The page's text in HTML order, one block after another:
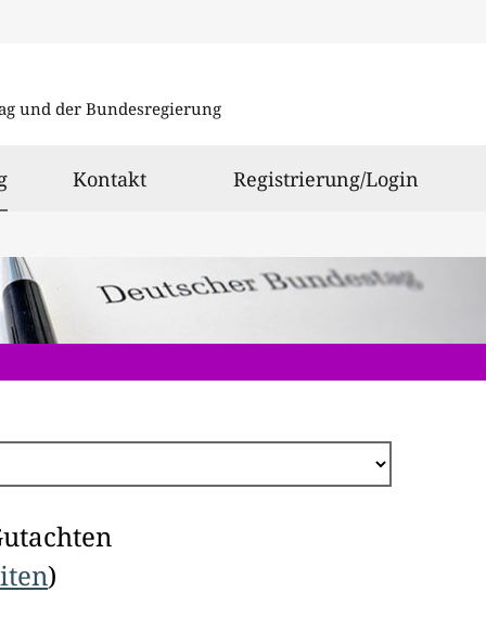
und der Bundesregierung
ausgewählt
Kontakt Registrierung/Login
)